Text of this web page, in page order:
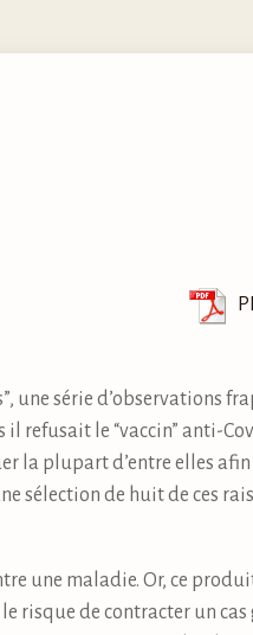
une série d’observations
refusait le “vaccin” anti-
la plupart d’entre elles
sélection de huit de ces
une maladie. Or, ce
risque de contracter un cas